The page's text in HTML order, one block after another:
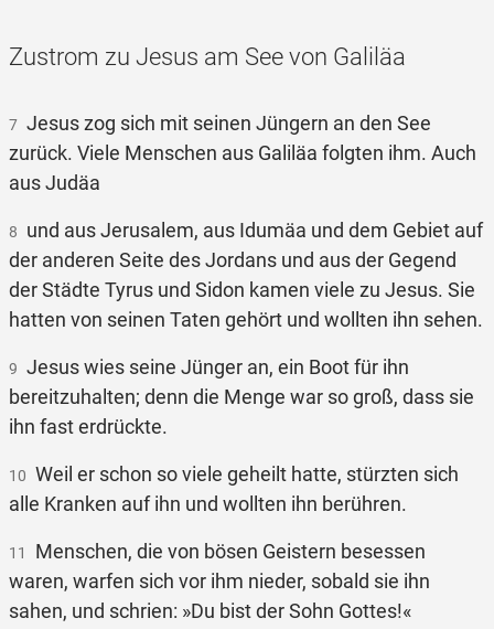
Zustrom zu Jesus am See von Galiläa
7 Jesus zog sich mit seinen Jüngern an den See
zurück. Viele Menschen aus Galiläa folgten ihm. Auch
aus Judäa
8 und aus Jerusalem, aus Idumäa und dem Gebiet auf
der anderen Seite des Jordans und aus der Gegend
der Städte Tyrus und Sidon kamen viele zu Jesus. Sie
hatten von seinen Taten gehört und wollten ihn sehen.
9 Jesus wies seine Jünger an, ein Boot für ihn
bereitzuhalten; denn die Menge war so groß, dass sie
ihn fast erdrückte.
10 Weil er schon so viele geheilt hatte, stürzten sich
alle Kranken auf ihn und wollten ihn berühren.
11
Menschen, die von bösen Geistern besessen
waren, warfen sich vor ihm nieder, sobald sie ihn
sahen, und schrien: »Du bist der Sohn Gottes!«